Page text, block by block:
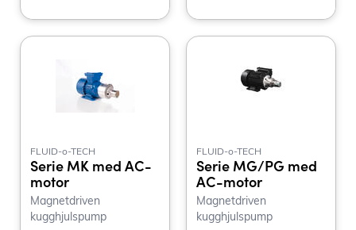
FLUID-o-TECH
Serie MK med AC-
motor
Magnetdriven
kugghjulspump
FLUID-o-TECH
Serie MG/PG med
AC-motor
Magnetdriven
kugghjulspump